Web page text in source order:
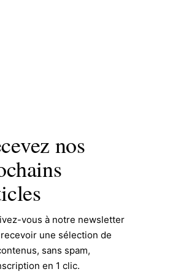
nos
vous à notre newsletter
une sélection de
sans spam,
en 1 clic.